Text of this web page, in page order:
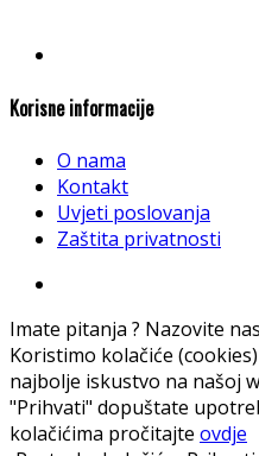
Korisne informacije
O nama
Kontakt
Uvjeti poslovanja
Zaštita privatnosti
Imate pitanja ? Nazovite
Koristimo kolačiće
najbolje iskustvo na našoj
"Prihvati" dopuštate
kolačićima pročitajte ovdje